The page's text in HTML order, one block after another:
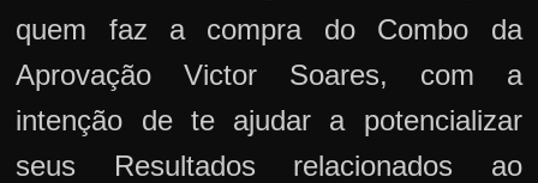
quem faz a compra do Combo da
Aprovação Victor Soares, com a
intenção de te ajudar a potencializar
seus Resultados relacionados ao